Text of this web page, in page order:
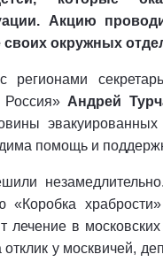
Акцию
своих окружных
Андрей
помощь и
«Коробка
лечение в
у москвичей,